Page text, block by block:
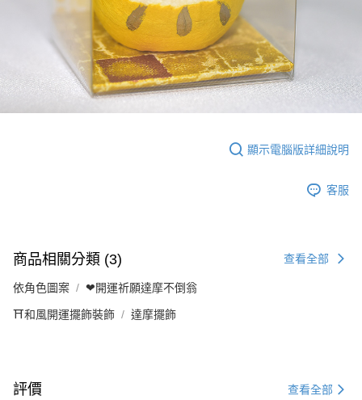
顯示電腦版詳細說明
客服
商品相關分類 (3) 查看全部
依角色圖案 ❤開運祈願達摩不倒翁
⛩️和風開運擺飾裝飾 達摩擺飾
評價 查看全部